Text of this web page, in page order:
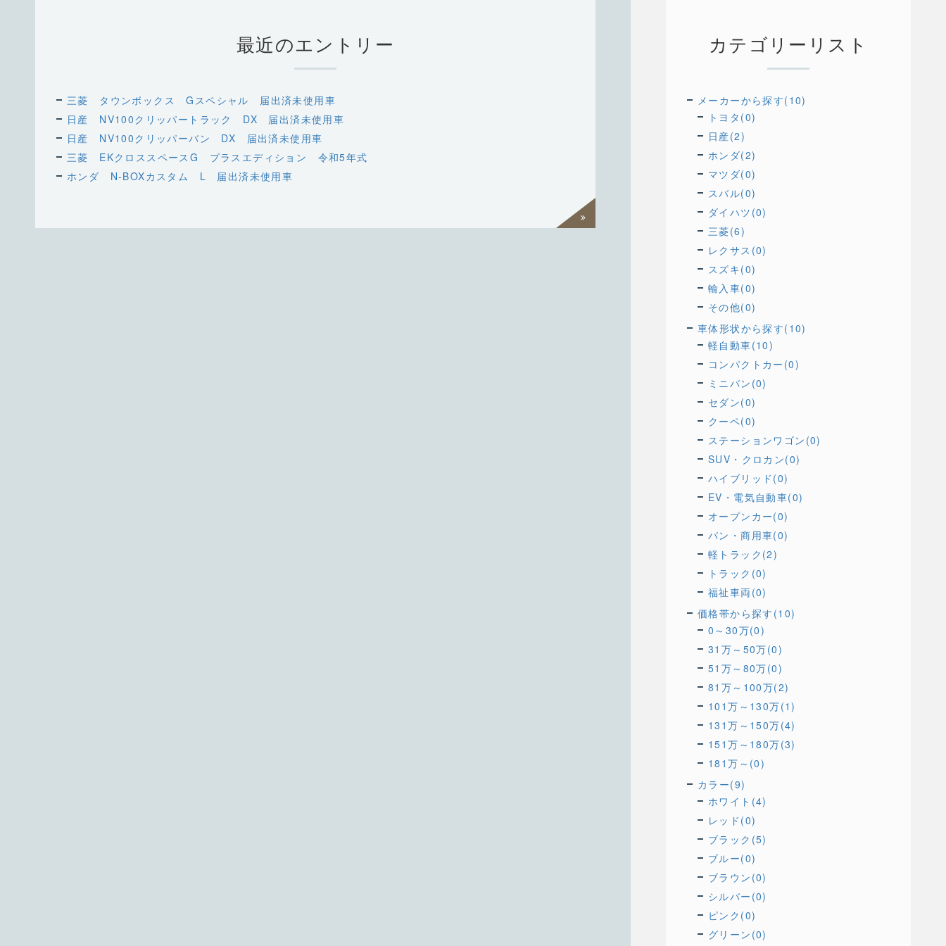
最近のエントリー
三菱 タウンボックス Gスペシャル 届出済未使用車
日産 NV100クリッパートラック DX 届出済未使用車
日産 NV100クリッパーバン DX 届出済未使用車
三菱 EKクロススペースG プラスエディション 令和5年式
ホンダ N-BOXカスタム L 届出済未使用車
カテゴリーリスト
メーカーから探す(10)
トヨタ(0)
日産(2)
ホンダ(2)
マツダ(0)
スバル(0)
ダイハツ(0)
三菱(6)
レクサス(0)
スズキ(0)
輸入車(0)
その他(0)
車体形状から探す(10)
軽自動車(10)
コンパクトカー(0)
ミニバン(0)
セダン(0)
クーペ(0)
ステーションワゴン(0)
SUV・クロカン(0)
ハイブリッド(0)
EV・電気自動車(0)
オープンカー(0)
バン・商用車(0)
軽トラック(2)
トラック(0)
福祉車両(0)
価格帯から探す(10)
0～30万(0)
31万～50万(0)
51万～80万(0)
81万～100万(2)
101万～130万(1)
131万～150万(4)
151万～180万(3)
181万～(0)
カラー(9)
ホワイト(4)
レッド(0)
ブラック(5)
ブルー(0)
ブラウン(0)
シルバー(0)
ピンク(0)
グリーン(0)